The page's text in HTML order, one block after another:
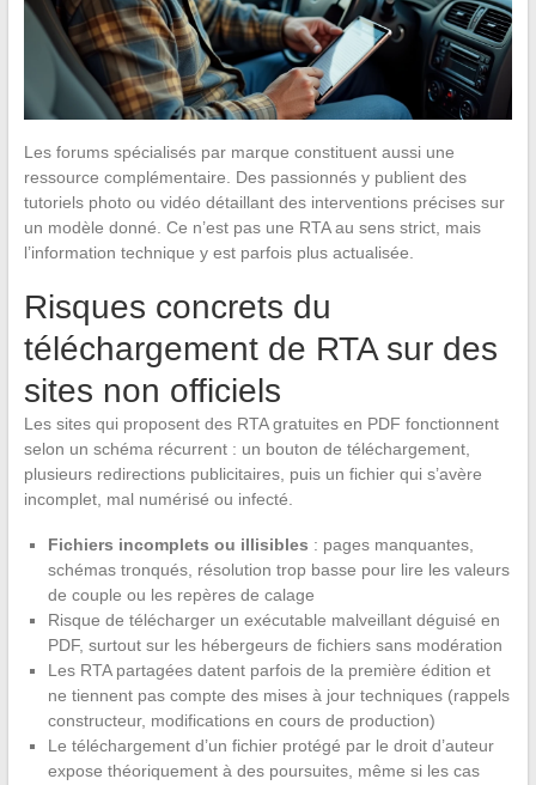
Les forums spécialisés par marque constituent aussi une
ressource complémentaire. Des passionnés y publient des
tutoriels photo ou vidéo détaillant des interventions précises sur
un modèle donné. Ce n’est pas une RTA au sens strict, mais
l’information technique y est parfois plus actualisée.
Risques concrets du
téléchargement de RTA sur des
sites non officiels
Les sites qui proposent des RTA gratuites en PDF fonctionnent
selon un schéma récurrent : un bouton de téléchargement,
plusieurs redirections publicitaires, puis un fichier qui s’avère
incomplet, mal numérisé ou infecté.
Fichiers incomplets ou illisibles : pages manquantes,
schémas tronqués, résolution trop basse pour lire les valeurs
de couple ou les repères de calage
Risque de télécharger un exécutable malveillant déguisé en
PDF, surtout sur les hébergeurs de fichiers sans modération
Les RTA partagées datent parfois de la première édition et
ne tiennent pas compte des mises à jour techniques (rappels
constructeur, modifications en cours de production)
Le téléchargement d’un fichier protégé par le droit d’auteur
expose théoriquement à des poursuites, même si les cas